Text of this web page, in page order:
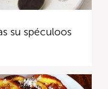
su spéculoos